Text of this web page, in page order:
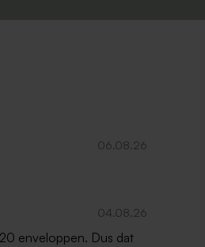
06.08.26
04.08.26
enveloppen. Dus dat